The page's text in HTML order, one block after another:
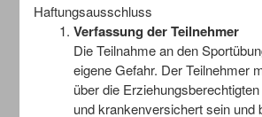
Passwort:
Veröffentlicht in Challenge2,
und verschlagwortet mit Bewegen OTV
Ruhrwiesen.
Haftungsausschluss
Verfassung der Teilnehmer
Die Teilnahme an den
eigene Gefahr. Der Teilnehmer
über die
und krankenversichert sein und